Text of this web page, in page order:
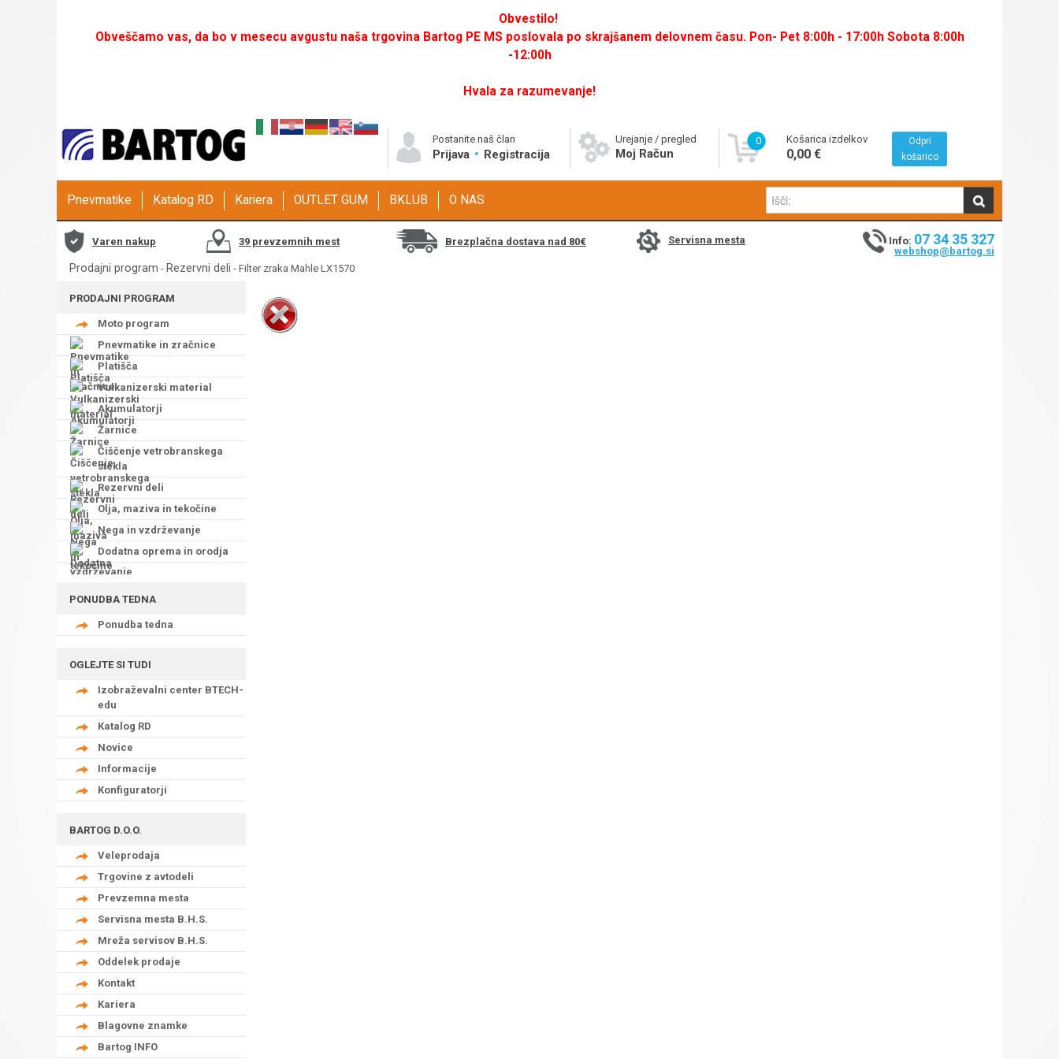
Obvestilo!
Obveščamo vas, da bo v mesecu avgustu naša trgovina Bartog PE MS poslovala po skrajšanem delovnem času. Pon- Pet 8:00h - 17:00h Sobota 8:00h
-12:00h
Hvala za razumevanje!
Postanite naš član
Prijava Registracija
Urejanje / pregled
Moj Račun
0 Košarica izdelkov
0,00 €
Odpri
košarico
Pnevmatike Katalog RD Kariera OUTLET GUM BKLUB O NAS
Varen nakup 39 prevzemnih mest Brezplačna dostava nad 80€ Servisna mesta Info: 07 34 35 327
webshop@bartog.si
Prodajni program - Rezervni deli - Filter zraka Mahle LX1570
PRODAJNI PROGRAM
Moto program
Pnevmatike in zračnice
Platišča
Vulkanizerski material
Akumulatorji
Žarnice
Čiščenje vetrobranskega
stekla
Rezervni deli
Olja, maziva in tekočine
Nega in vzdrževanje
Dodatna oprema in orodja
PONUDBA TEDNA
Ponudba tedna
OGLEJTE SI TUDI
Izobraževalni center BTECH-
edu
Katalog RD
Novice
Informacije
Konfiguratorji
BARTOG D.O.O.
Veleprodaja
Trgovine z avtodeli
Prevzemna mesta
Servisna mesta B.H.S.
Mreža servisov B.H.S.
Oddelek prodaje
Kontakt
Kariera
Blagovne znamke
Bartog INFO